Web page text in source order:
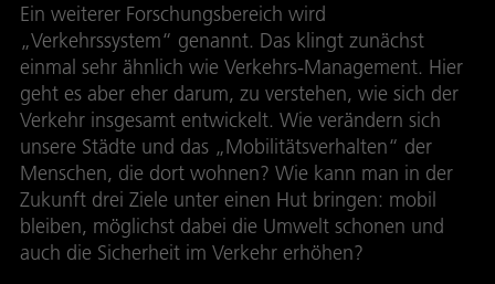
Ein weiterer Forschungsbereich wird
„Verkehrssystem“ genannt. Das klingt zunächst
einmal sehr ähnlich wie Verkehrs-Management. Hier
geht es aber eher darum, zu verstehen, wie sich der
Verkehr insgesamt entwickelt. Wie verändern sich
unsere Städte und das „Mobilitätsverhalten“ der
Menschen, die dort wohnen? Wie kann man in der
Zukunft drei Ziele unter einen Hut bringen: mobil
bleiben, möglichst dabei die Umwelt schonen und
auch die Sicherheit im Verkehr erhöhen?